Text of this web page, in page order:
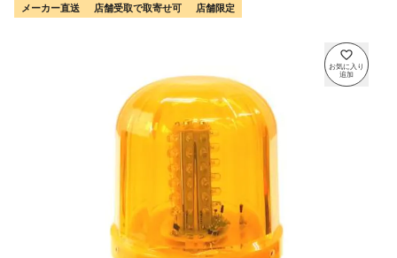
メーカー直送 店舗受取で取寄せ可 店舗限定